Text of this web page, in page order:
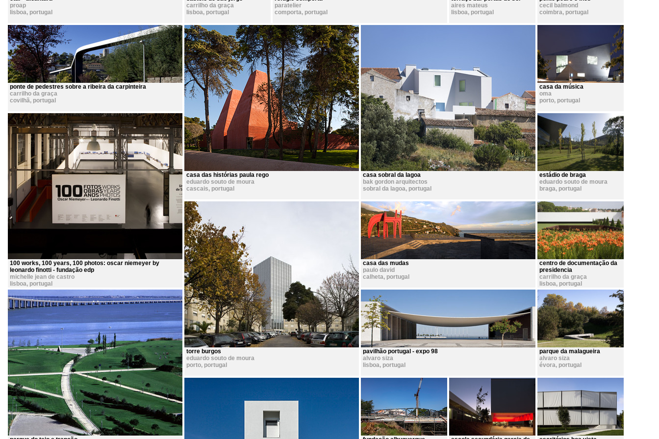
proap
lisboa, portugal
carrilho da graça
lisboa, portugal
paratelier
comporta, portugal
aires mateus
lisboa, portugal
ponte de pedestres sobre a ribeira da carpinteira
carrilho da graça
covilhã, portugal
casa das histórias paula rego
eduardo souto de moura
cascais, portugal
casa sobral da lagoa
bak gordon arquitectos
sobral da lagoa, portugal
100 works, 100 years, 100 photos: oscar niemeyer by
leonardo finotti - fundação edp
michelle jean de castro
lisboa, portugal
torre burgos
eduardo souto de moura
porto, portugal
cecil balmond
coimbra, portugal
casa da música
oma
porto, portugal
estádio de braga
eduardo souto de moura
braga, portugal
casa das mudas
paulo david
calheta, portugal
centro de documentação da
presidencia
carrilho da graça
lisboa, portugal
pavilhão portugal - expo 98
alvaro siza
lisboa, portugal
parque da malagueira
alvaro siza
évora, portugal